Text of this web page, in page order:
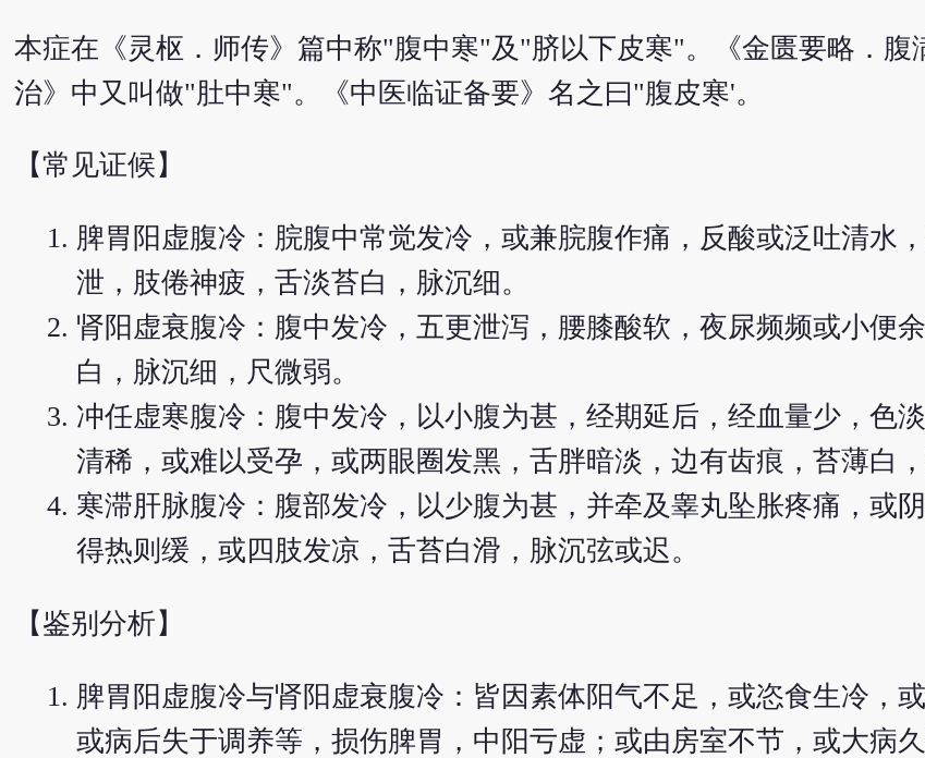
本症在《灵枢．师传》篇中称"腹中寒"及"脐以下皮寒"。《金匮要略．腹
治》中又叫做"肚中寒"。《中医临证备要》名之曰"腹皮寒'。
【常见证候】
脾胃阳虚腹冷：脘腹中常觉发冷，或兼脘腹作痛，反酸或泛吐清水
泄，肢倦神疲，舌淡苔白，脉沉细。
肾阳虚衰腹冷：腹中发冷，五更泄泻，腰膝酸软，夜尿频频或小便
白，脉沉细，尺微弱。
冲任虚寒腹冷：腹中发冷，以小腹为甚，经期延后，经血量少，色
清稀，或难以受孕，或两眼圈发黑，舌胖暗淡，边有齿痕，苔薄白，
寒滞肝脉腹冷：腹部发冷，以少腹为甚，并牵及睾丸坠胀疼痛，或
得热则缓，或四肢发凉，舌苔白滑，脉沉弦或迟。
【鉴别分析】
脾胃阳虚腹冷与肾阳虚衰腹冷：皆因素体阳气不足，或恣食生冷，
或病后失于调养等，损伤脾胃，中阳亏虚；或由房室不节，或大病